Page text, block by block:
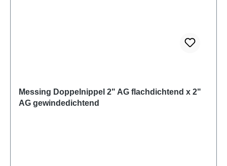
Messing Doppelnippel 2" AG flachdichtend x 2"
AG gewindedichtend